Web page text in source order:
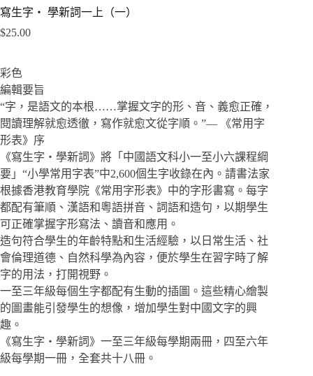
寫生字‧ 學新詞一上（一）
$25.00
彩色
編輯要旨
“字，是語文的本根……掌握文字的形、音、義愈正確，
閱讀理解就愈透徹，寫作就愈文從字順。”— 《常用字
形表》序
《寫生字‧學新詞》將「中國語文科小一至小六課程綱
要」“小學常用字表”中2,600個生字收錄在內。請書法家
根據香港教育學院《常用字形表》中的字形書寫。每字
都配有筆順、漢語和粵語拼音、詞語和造句，以期學生
可正確掌握字形寫法、讀音和應用。
造句符合學生的年齡特點和生活經驗，以日常生活、社
會倫理道德、自然科學為內容，便於學生在習字時了解
字的用法，打開視野。
一至三年級每個生字都配有生動的插圖。這些精心繪製
的圖畫能引發學生的想像，增加學生對中國文字的興
趣。
《寫生字‧學新詞》一至三年級每學期兩冊，四至六年
級每學期一冊，全套共十八冊。